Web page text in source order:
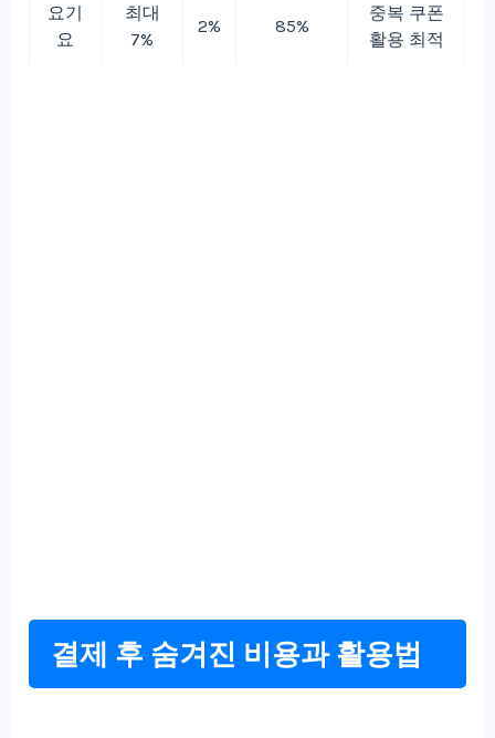
요기
요
최대
7%
2% 85%
중복 쿠폰
활용 최적
결제 후 숨겨진 비용과 활용법